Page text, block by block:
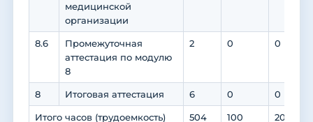
медицинской
организации
8.6
Промежуточная
аттестация по модулю
8
2 0 0
8 Итоговая аттестация 6 0 0
Итого часов (трудоемкость) 504 100 204